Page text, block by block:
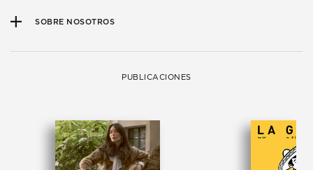
SOBRE NOSOTROS
PUBLICACIONES